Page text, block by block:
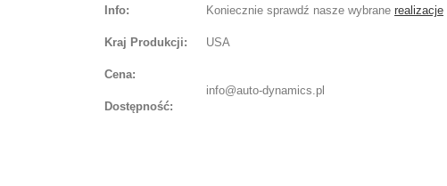
Info: Koniecznie sprawdź nasze wybrane realizacje
Kraj Produkcji: USA
Cena:
info@auto-dynamics.pl
Dostępność: